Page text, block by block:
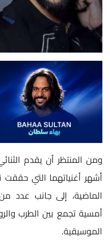
ومن المنتظر أن يقدم
أشهر أغنياتهما التي
الماضية، إلى جانب عدد
أمسية تجمع بين الطرب
الموسيقية.